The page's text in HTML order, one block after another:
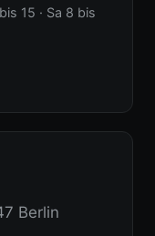
15 · Sa 8 bis
Berlin